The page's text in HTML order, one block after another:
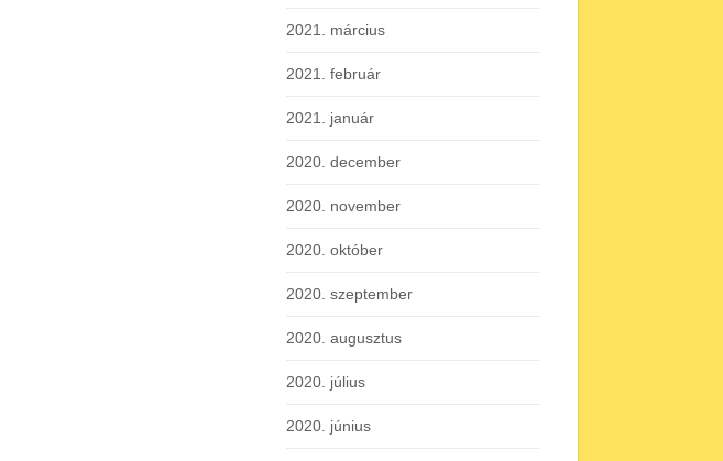
2021. március
2021. február
2021. január
2020. december
2020. november
2020. október
2020. szeptember
2020. augusztus
2020. július
2020. június